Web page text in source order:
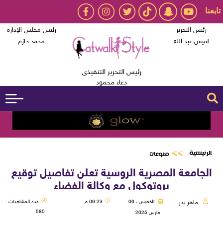
تابعنا
رئيس التحرير
لميس عبد الله
رئيس التحرير التنفيذى
دعاء محمود
رئيس مجلس الإدارة
محمد حازم
الرئيسية منوعات
الجامعة المصرية الروسية تعلن تفاصيل توقيع
بروتوكول مع وكالة الفضاء
ماهر بدر
الخميس ، 06
مارس 2025
09:23 م
عدد المشاهدات :
580